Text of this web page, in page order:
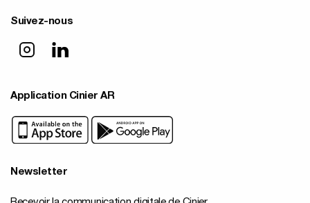
Suivez-nous
Application Cinier AR
Newsletter